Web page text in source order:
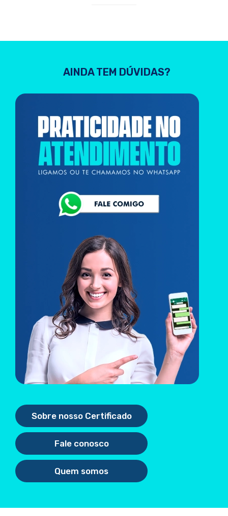
AINDA TEM DÚVIDAS?
Sobre nosso Certificado
Fale conosco
Quem somos